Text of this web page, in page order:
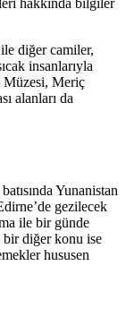
diğer camiler,
insanlarıyla
Müzesi, Meriç
alanları da
Yunanistan
gezilecek
ile bir günde
diğer konu ise
hususen